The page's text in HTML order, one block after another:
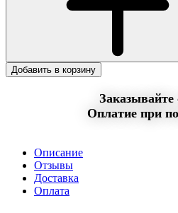
Добавить в корзину
Заказывайте
Оплатие при
Описание
Отзывы
Доставка
Оплата